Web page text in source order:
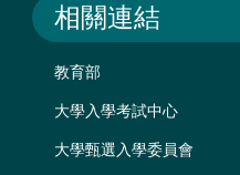
相關連結
教育部
大學入學考試中心
大學甄選入學委員會